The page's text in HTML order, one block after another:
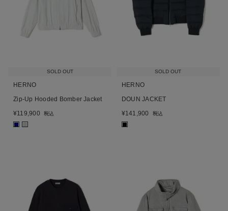
SOLD OUT
HERNO
Zip-Up Hooded Bomber Jacket
¥119,900 税込
■
SOLD OUT
HERNO
DOUN JACKET
¥141,900 税込
■